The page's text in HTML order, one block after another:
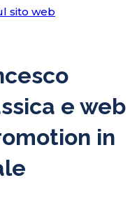
sito web
e web
in